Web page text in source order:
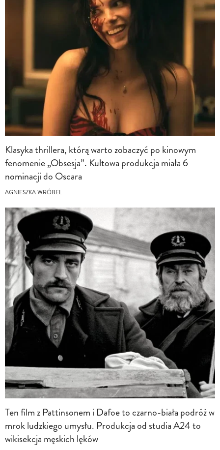
Klasyka thrillera, którą warto zobaczyć po kinowym
fenomenie „Obsesja”. Kultowa produkcja miała 6
nominacji do Oscara
AGNIESZKA WRÓBEL
Ten film z Pattinsonem i Dafoe to czarno-biała podróż w
mrok ludzkiego umysłu. Produkcja od studia A24 to
wikisekcja męskich lęków